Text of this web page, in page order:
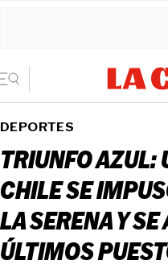
DEPORTES
TRIUNFO AZUL:
CHILE SE
LA SERENA Y
ÚLTIMOS